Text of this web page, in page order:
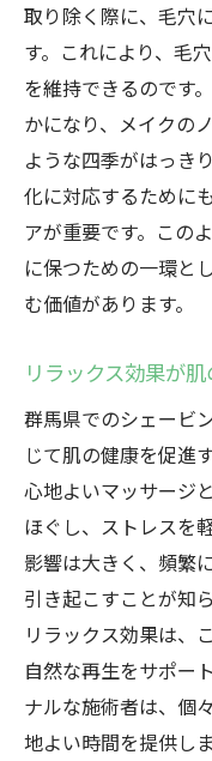
シェービン
結婚式後も
肌に優しい群
ックス体験を
敏感肌に
群馬県内で
シェービン
心と肌を癒
自然と調和
高品質な製品
がもたらす均
プロが選ぶ
肌を守る
効果
均一なト
シェービン
製品選びが
群馬県で調
取り除く際に、毛穴
す。これにより、毛
を維持できるのです
かになり、メイクの
ような四季がはっき
化に対応するために
アが重要です。この
に保つための一環と
む価値があります。
リラックス効果が
群馬県でのシェービ
じて肌の健康を促進
心地よいマッサージ
ほぐし、ストレスを
影響は大きく、頻繁
引き起こすことが知
リラックス効果は、
自然な再生をサポー
ナルな施術者は、個
地よい時間を提供し